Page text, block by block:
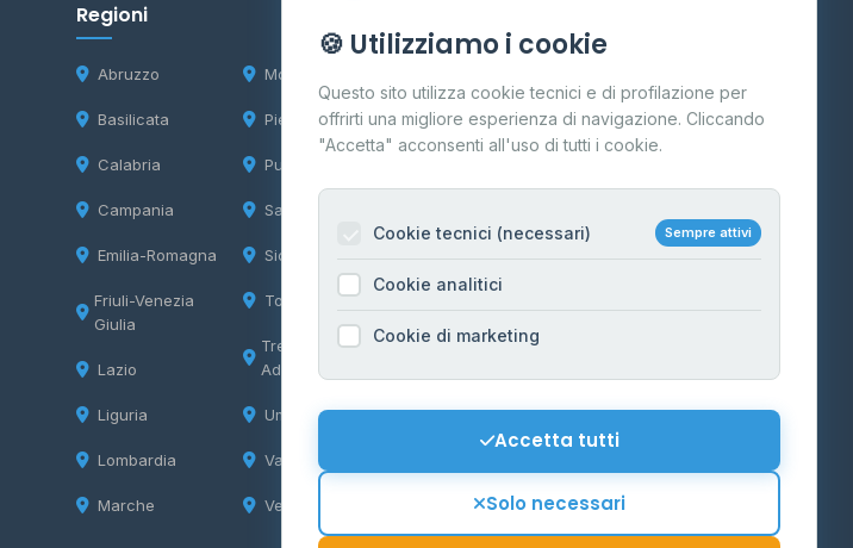
Regioni
Abruzzo
Basilicata
Calabria
Campania
Emilia-Romagna
Friuli-Venezia
Giulia
Lazio
Liguria
Lombardia
Marche
Molise
Piemonte
Puglia
Sardegna
Sicilia
Toscana
Trentino-Alto
Adige
Umbria
Valle d'Aosta
Veneto
Contatti
Per gestori
Informazioni legali
Privacy Policy
Cookie Policy
Mappa del sito
Contattaci
🍪 Utilizziamo i cookie
Questo sito utilizza cookie tecnici e di profilazione per
offrirti una migliore esperienza di navigazione. Cliccando
"Accetta" acconsenti all'uso di tutti i cookie.
Cookie tecnici (necessari) Sempre attivi
Cookie analitici
Cookie di marketing
Accetta tutti
Solo necessari